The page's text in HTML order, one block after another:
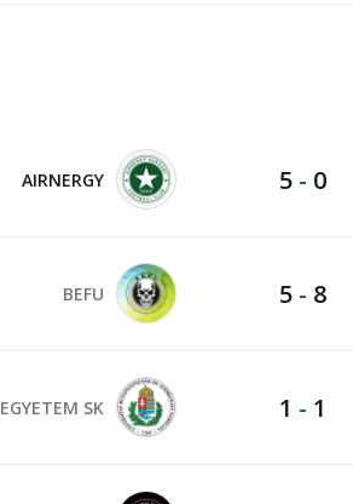
AIRNERGY 5 - 0
BEFU 5 - 8
SK 1 - 1